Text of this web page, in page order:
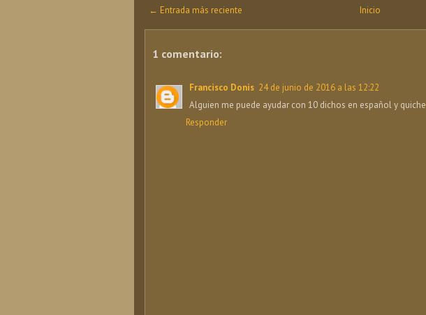
← Entrada más reciente Inicio
1 comentario:
Francisco Donis 24 de junio de 2016 a las 12:22
Alguien me puede ayudar con 10 dichos en español y quiche
Responder